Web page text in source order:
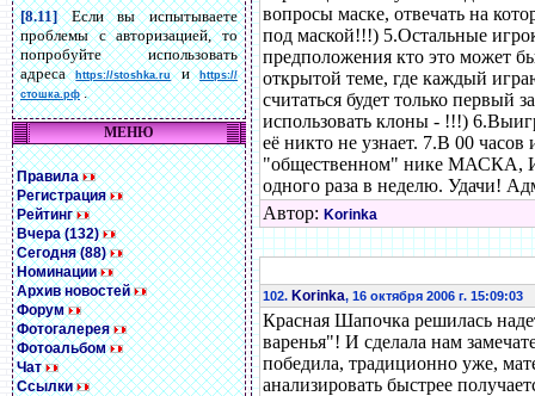
[8.11]Если вы испытываете
проблемы с авторизацией, то
попробуйте использовать
адресаhttps://stoshka.ruиhttps://
стошка.рф.
МЕНЮ
Правила
Регистрация
Рейтинг
Вчера (132)
Сегодня (88)
Номинации
Архив новостей
Форум
Фотогалерея
Фотоальбом
Чат
Ссылки
вопросы маске, отвечать на
под маской!!!) 5.Остальные
предположения кто это
открытой теме, где каждый
считаться будет только первый
использовать клоны - !!!)
её никто не узнает. 7.В 00
"общественном" нике МАСКА, И
одного раза в неделю. Удачи!
Автор: Korinka
102. Korinka, 16 октября 2006 г. 15:09:03
Красная Шапочка решилась
варенья"! И сделала нам
победила, традиционно уже,
анализировать быстрее